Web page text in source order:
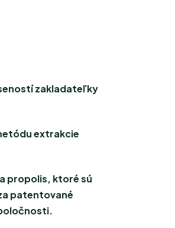
zakladateľky
extrakcie
propolis, ktoré sú
patentované